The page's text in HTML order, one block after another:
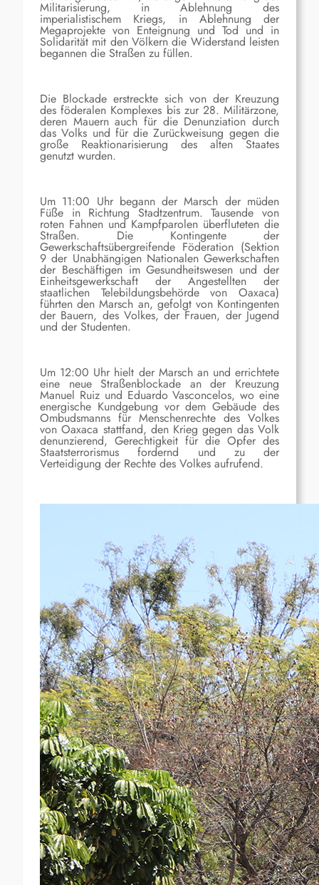
Militarisierung, in Ablehnung des
imperialistischem Kriegs, in Ablehnung der
Megaprojekte von Enteignung und Tod und in
Solidarität mit den Völkern die Widerstand leisten
begannen die Straßen zu füllen.
Die Blockade erstreckte sich von der Kreuzung
des föderalen Komplexes bis zur 28. Militärzone,
deren Mauern auch für die Denunziation durch
das Volks und für die Zurückweisung gegen die
große Reaktionarisierung des alten Staates
genutzt wurden.
Um 11:00 Uhr begann der Marsch der müden
Füße in Richtung Stadtzentrum. Tausende von
roten Fahnen und Kampfparolen überfluteten die
Straßen. Die Kontingente der
Gewerkschaftsübergreifende Föderation (Sektion
9 der Unabhängigen Nationalen Gewerkschaften
der Beschäftigen im Gesundheitswesen und der
Einheitsgewerkschaft der Angestellten der
staatlichen Telebildungsbehörde von Oaxaca)
führten den Marsch an, gefolgt von Kontingenten
der Bauern, des Volkes, der Frauen, der Jugend
und der Studenten.
Um 12:00 Uhr hielt der Marsch an und errichtete
eine neue Straßenblockade an der Kreuzung
Manuel Ruiz und Eduardo Vasconcelos, wo eine
energische Kundgebung vor dem Gebäude des
Ombudsmanns für Menschenrechte des Volkes
von Oaxaca stattfand, den Krieg gegen das Volk
denunzierend, Gerechtigkeit für die Opfer des
Staatsterrorismus fordernd und zu der
Verteidigung der Rechte des Volkes aufrufend.